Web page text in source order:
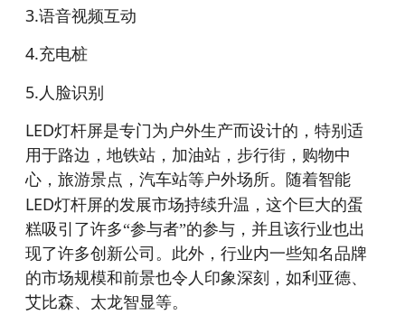
3.语音视频互动
4.充电桩
5. 人脸识别
LED灯杆屏是专门为户外生产而设计的，特别适
用于路边，地铁站，加油站，步行街，购物中
心，旅游景点，汽车站等户外场所。随着智能
LED灯杆屏的发展市场持续升温，这个巨大的蛋
糕吸引了许多“参与者”的参与，并且该行业也出
现了许多创新公司。此外，行业内一些知名品牌
的市场规模和前景也令人印象深刻，如利亚德、
艾比森、太龙智显等。